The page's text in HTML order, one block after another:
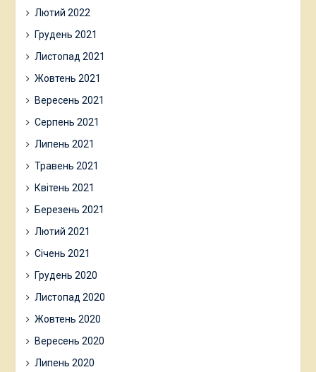
Лютий 2022
Грудень 2021
Листопад 2021
Жовтень 2021
Вересень 2021
Серпень 2021
Липень 2021
Травень 2021
Квітень 2021
Березень 2021
Лютий 2021
Січень 2021
Грудень 2020
Листопад 2020
Жовтень 2020
Вересень 2020
Липень 2020